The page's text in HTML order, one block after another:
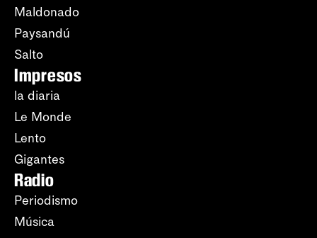
Maldonado
Paysandú
Salto
Impresos
la diaria
Le Monde
Lento
Gigantes
Radio
Periodismo
Música